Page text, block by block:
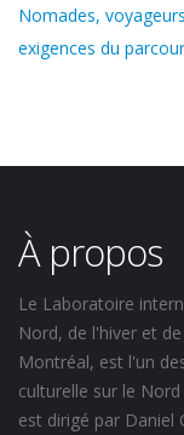
Nomades,
exigences du
À propos
Le Laboratoire
Nord, de l'hiver et
Montréal, est l'un
culturelle sur le
est dirigé par Daniel